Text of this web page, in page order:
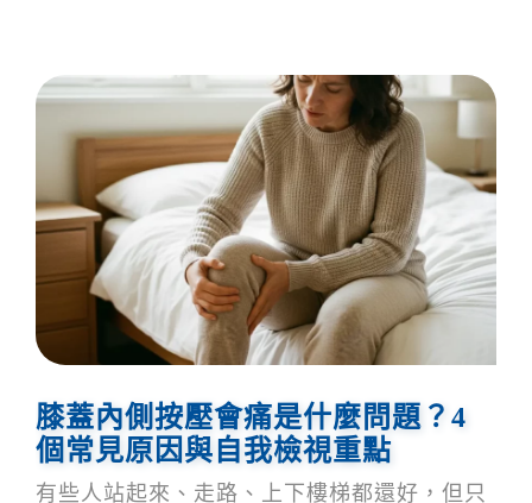
膝蓋內側按壓會痛是什麼問題？4
個常見原因與自我檢視重點
有些人站起來、走路、上下樓梯都還好，但只